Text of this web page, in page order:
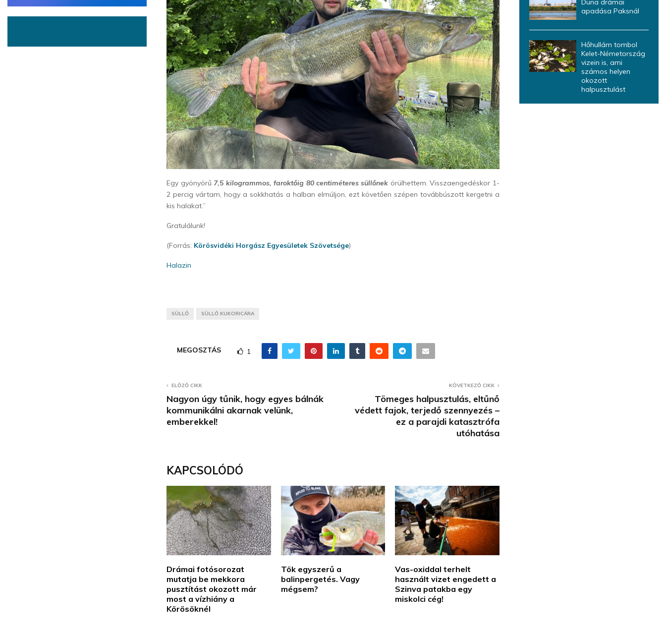
Egy gyönyörű 7,5 kilogrammos, faroktőig 80 centiméteres süllőnek örülhettem. Visszaengedéskor 1-
2 percig vártam, hogy a sokkhatás a halban elmúljon, ezt követően szépen továbbúszott kergetni a
kis halakat.”
Gratulálunk!
(Forrás: Körösvidéki Horgász Egyesületek Szövetsége)
Halazin
SÜLLŐ SÜLLŐ KUKORICÁRA
MEGOSZTÁS 1
ELŐZŐ CIKK
Nagyon úgy tűnik, hogy egyes bálnák
kommunikálni akarnak velünk,
emberekkel!
KÖVETKEZŐ CIKK
Tömeges halpusztulás, eltűnő
védett fajok, terjedő szennyezés –
ez a parajdi katasztrófa
utóhatása
KAPCSOLÓDÓ
Drámai fotósorozat
mutatja be mekkora
pusztítást okozott már
most a vízhiány a
Körösöknél
Tök egyszerű a
balinpergetés. Vagy
mégsem?
Vas-oxiddal terhelt
használt vizet engedett a
Szinva patakba egy
miskolci cég!
Duna drámai
apadása Paksnál
Hőhullám tombol
Kelet-Németország
vizein is, ami
számos helyen
okozott
halpusztulást